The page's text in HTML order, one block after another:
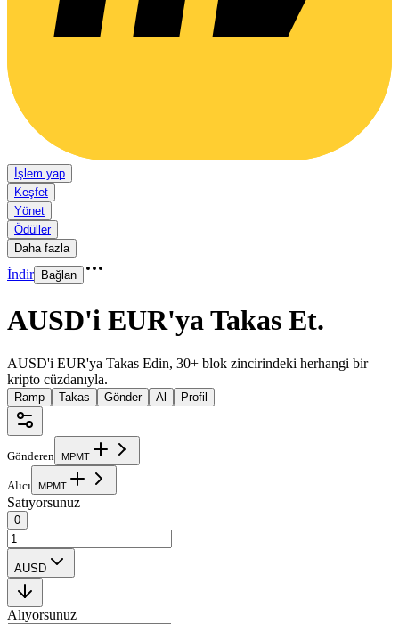
İşlem yap
Keşfet
Yönet
Ödüller
Daha fazla
İndir Bağlan
AUSD'i EUR'ya Takas Et.
AUSD'i EUR'ya Takas Edin, 30+ blok zincirindeki herhangi bir
kripto cüzdanıyla.
Ramp Takas Gönder Al Profil
Gönderen MPMT
Alıcı MPMT
Satıyorsunuz
0
AUSD
Alıyorsunuz